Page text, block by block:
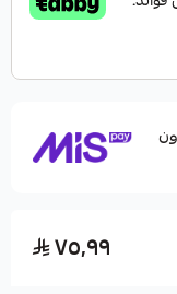
٧٥٫٩٩